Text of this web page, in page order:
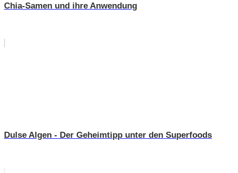
Chia-Samen und ihre Anwendung
Dulse Algen - Der Geheimtipp unter den Superfoods